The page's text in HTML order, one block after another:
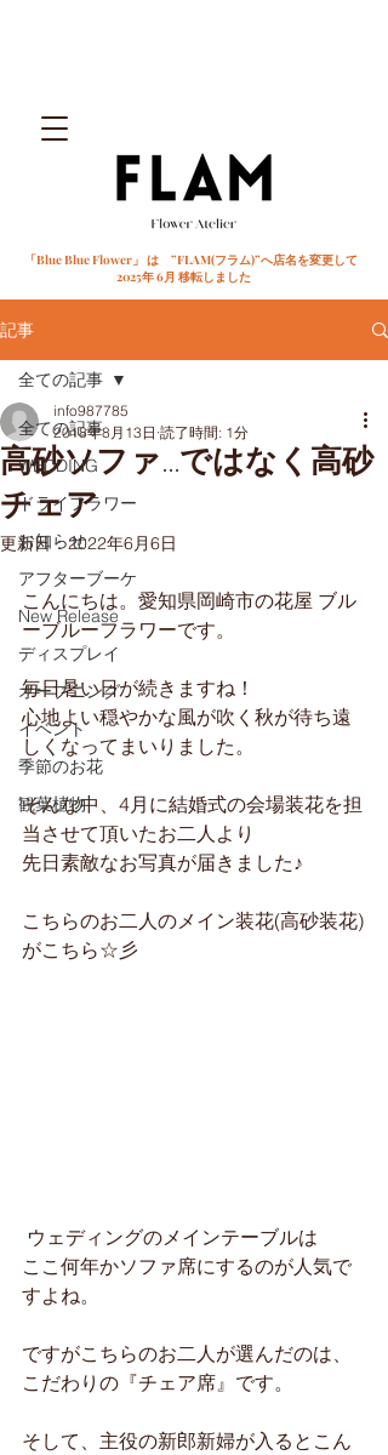
「Blue Blue Flower」 は ”FLAM(フラム)”へ店名を変更して
2025年 6月 移転しました
記事
全ての記事
WEDDING
ドライフラワー
お知らせ
アフターブーケ
New Release
ディスプレイ
オープニング
イベント
季節のお花
観葉植物
全ての記事
高砂ソファ...ではなく高砂
チェア
info987785
2018年8月13日 読了時間: 1分
更新日：2022年6月6日
こんにちは。愛知県岡崎市の花屋 ブル
ーブルーフラワーです。
毎日暑い日が続きますね！
心地よい穏やかな風が吹く秋が待ち遠
しくなってまいりました。
そんな中、4月に結婚式の会場装花を担
当させて頂いたお二人より
先日素敵なお写真が届きました♪
こちらのお二人のメイン装花(高砂装花)
がこちら☆彡
ウェディングのメインテーブルは
ここ何年かソファ席にするのが人気で
すよね。
ですがこちらのお二人が選んだのは、
こだわりの『チェア席』です。
そして、主役の新郎新婦が入るとこん